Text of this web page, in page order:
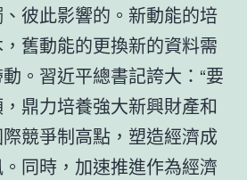
彼此影響的。新動能的培
舊動能的更換新的資料需
。習近平總書記誇大：“要
鼎力培養強大新興財產和
競爭制高點，塑造經濟成
同時，加速推進作為經濟